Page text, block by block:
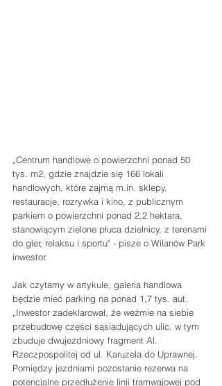
„Centrum handlowe o powierzchni ponad 50
tys. m2, gdzie znajdzie się 166 lokali
handlowych, które zajmą m.in. sklepy,
restauracje, rozrywka i kino, z publicznym
parkiem o powierzchni ponad 2,2 hektara,
stanowiącym zielone płuca dzielnicy, z terenami
do gier, relaksu i sportu" - pisze o Wilanów Park
inwestor.
Jak czytamy w artykule, galeria handlowa
będzie mieć parking na ponad 1,7 tys. aut.
„Inwestor zadeklarował, że weźmie na siebie
przebudowę części sąsiadujących ulic, w tym
zbuduje dwujezdniowy fragment Al.
Rzeczpospolitej od ul. Karuzela do Uprawnej.
Pomiędzy jezdniami pozostanie rezerwa na
potencjalne przedłużenie linii tramwajowej pod